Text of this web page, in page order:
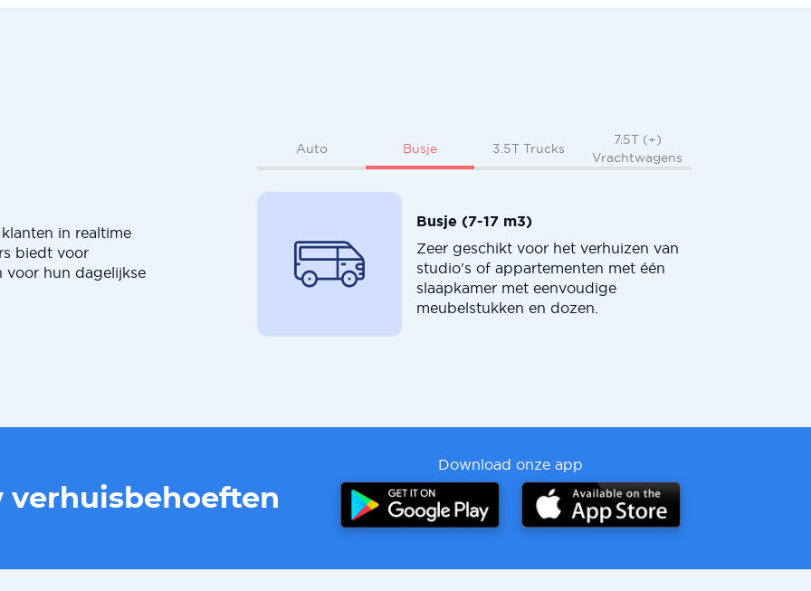
in realtime
biedt voor
voor hun dagelijkse
Auto Busje 3.5T Trucks
7.5T (+)
Vrachtwagens
Busje (7-17 m3)
Zeer geschikt voor het verhuizen van
studio's of appartementen met één
slaapkamer met eenvoudige
meubelstukken en dozen.
verhuisbehoeften
Download onze app